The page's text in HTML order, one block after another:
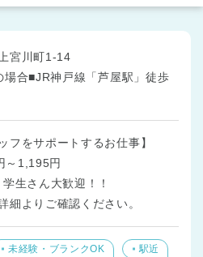
宮川町1-14
場合■JR神戸線「芦屋駅」徒歩
フをサポートするお仕事】
～1,195円
生さん大歓迎！！
細よりご確認ください。
未経験・ブランクOK 駅近